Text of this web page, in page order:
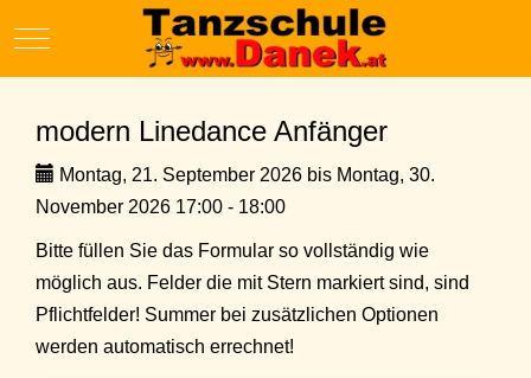
Mobile Menu Toggle
modern Linedance Anfänger
Montag, 21. September 2026 bis Montag, 30.
November 2026 17:00 - 18:00
Bitte füllen Sie das Formular so vollständig wie
möglich aus. Felder die mit Stern markiert sind, sind
Pflichtfelder! Summer bei zusätzlichen Optionen
werden automatisch errechnet!